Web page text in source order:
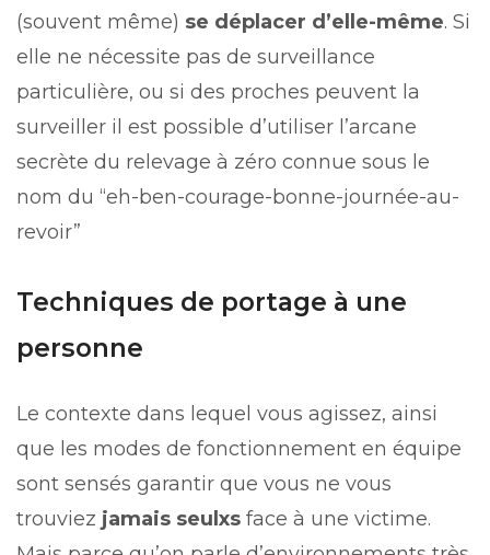
(souvent même) se déplacer d’elle-même. Si
elle ne nécessite pas de surveillance
particulière, ou si des proches peuvent la
surveiller il est possible d’utiliser l’arcane
secrète du relevage à zéro connue sous le
nom du “eh-ben-courage-bonne-journée-au-
revoir”
Techniques de portage à une
personne
Le contexte dans lequel vous agissez, ainsi
que les modes de fonctionnement en équipe
sont sensés garantir que vous ne vous
trouviez jamais seulxs face à une victime.